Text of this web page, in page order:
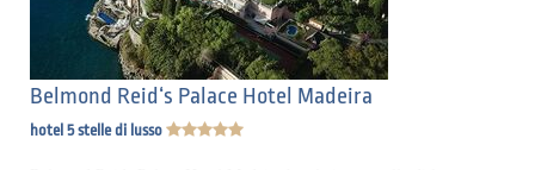
Belmond Reid‘s Palace Hotel Madeira
hotel 5 stelle di lusso